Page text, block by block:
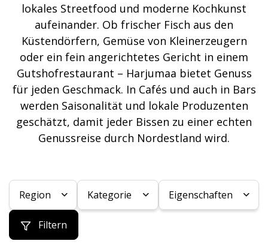
lokales Streetfood und moderne Kochkunst
aufeinander. Ob frischer Fisch aus den
Küstendörfern, Gemüse von Kleinerzeugern
oder ein fein angerichtetes Gericht in einem
Gutshofrestaurant – Harjumaa bietet Genuss
für jeden Geschmack. In Cafés und auch in Bars
werden Saisonalität und lokale Produzenten
geschätzt, damit jeder Bissen zu einer echten
Genussreise durch Nordestland wird.
Region Kategorie Eigenschaften
Filtern